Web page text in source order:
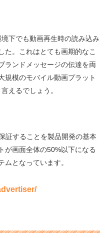
下でも動画再生時の読み込み
た。これはとても画期的なこ
ランドメッセージの伝達を両
規模のモバイル動画プラット
言えるでしょう。
証することを製品開発の基本
が画面全体の50%以下になる
ムとなっています。